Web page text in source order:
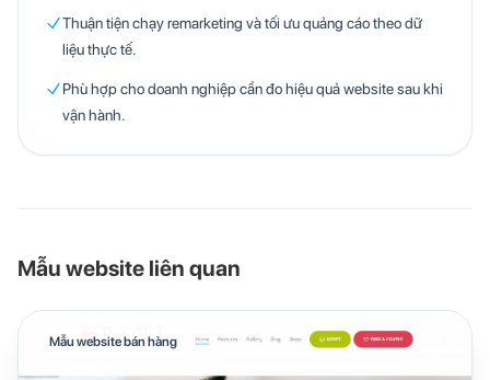
Thuận tiện chạy remarketing và tối ưu quảng cáo theo dữ
liệu thực tế.
Phù hợp cho doanh nghiệp cần đo hiệu quả website sau khi
vận hành.
Mẫu website liên quan
Mẫu website bán hàng